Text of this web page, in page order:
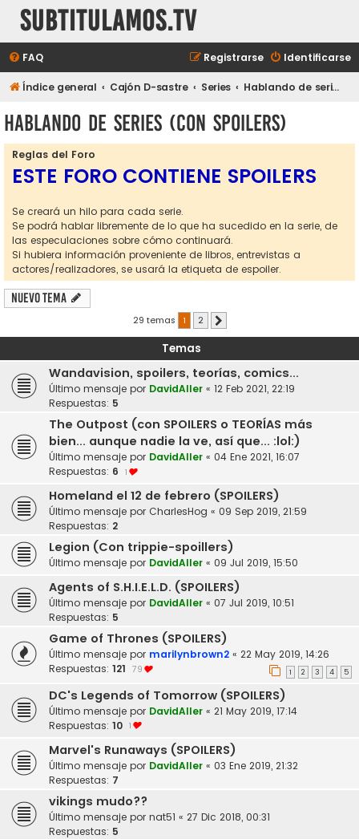
subtitulamos.tv
FAQ Identificarse
Registrarse
Índice general Cajón D-sastre Series Hablando de series (con spoilers)
Hablando de series (con spoilers)
Reglas del Foro
ESTE FORO CONTIENE SPOILERS
Se creará un hilo para cada serie.
Se podrá hablar libremente de lo que ha sucedido en la serie, de
las especulaciones sobre cómo continuará.
Si hubiera información proveniente de libros, entrevistas a
actores/realizadores, se usará la etiqueta de espoiler.
Nuevo Tema
29 temas 1 2
Temas
Wandavision, spoilers, teorías, comics...
Último mensaje por DavidAller « 12 Feb 2021, 22:19
Respuestas: 5
The Outpost (con SPOILERS o TEORÍAS más
bien... aunque nadie la ve, así que... :lol:)
Último mensaje por DavidAller « 04 Ene 2021, 16:07
Respuestas: 6 1
Homeland el 12 de febrero (SPOILERS)
Último mensaje por CharlesHog « 09 Sep 2019, 21:59
Respuestas: 2
Legion (Con trippie-spoillers)
Último mensaje por DavidAller « 09 Jul 2019, 15:50
Agents of S.H.I.E.L.D. (SPOILERS)
Último mensaje por DavidAller « 07 Jul 2019, 10:51
Respuestas: 5
Game of Thrones (SPOILERS)
Último mensaje por marilynbrown2 « 22 May 2019, 14:26
Respuestas: 121 1 2 3 4 5
79
DC's Legends of Tomorrow (SPOILERS)
Último mensaje por DavidAller « 21 May 2019, 17:14
Respuestas: 10 1
Marvel's Runaways (SPOILERS)
Último mensaje por DavidAller « 03 Ene 2019, 21:32
Respuestas: 7
vikings mudo??
Último mensaje por nat51 « 27 Dic 2018, 00:31
Respuestas: 5